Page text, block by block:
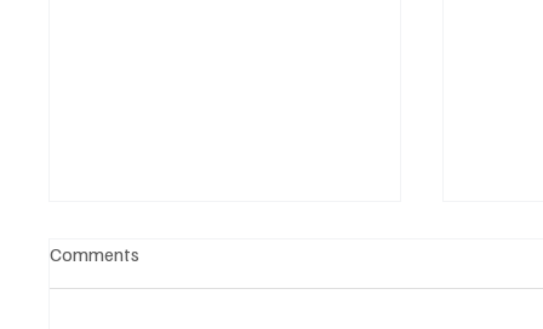
Comments